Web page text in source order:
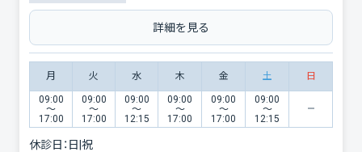
詳細を見る
月 火 水 木 金 土 日
09:00
〜
17:00
09:00
〜
17:00
09:00
〜
12:15
09:00
〜
17:00
09:00
〜
17:00
09:00
〜
12:15
休診日： 日|祝